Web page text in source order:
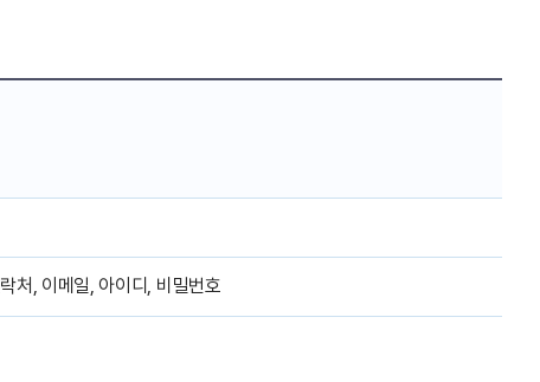
처, 이메일, 아이디, 비밀번호